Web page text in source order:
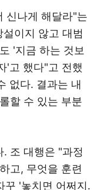
신나게 해달라"는
이지 않고 대범
'지금 하는 것보
'고 했다"고 전했
없다. 결과는 내
할 수 있는 부분
. 조 대행은 "과정
고, 무엇을 훈련
꾸 '놓치면 어쩌지.